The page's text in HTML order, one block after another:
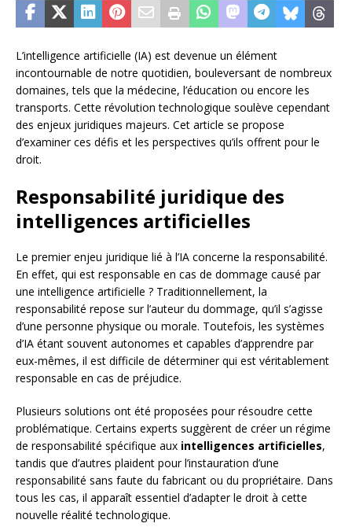
L’intelligence artificielle (IA) est devenue un élément
incontournable de notre quotidien, bouleversant de nombreux
domaines, tels que la médecine, l’éducation ou encore les
transports. Cette révolution technologique soulève cependant
des enjeux juridiques majeurs. Cet article se propose
d’examiner ces défis et les perspectives qu’ils offrent pour le
droit.
Responsabilité juridique des
intelligences artificielles
Le premier enjeu juridique lié à l’IA concerne la responsabilité.
En effet, qui est responsable en cas de dommage causé par
une intelligence artificielle ? Traditionnellement, la
responsabilité repose sur l’auteur du dommage, qu’il s’agisse
d’une personne physique ou morale. Toutefois, les systèmes
d’IA étant souvent autonomes et capables d’apprendre par
eux-mêmes, il est difficile de déterminer qui est véritablement
responsable en cas de préjudice.
Plusieurs solutions ont été proposées pour résoudre cette
problématique. Certains experts suggèrent de créer un régime
de responsabilité spécifique aux intelligences artificielles,
tandis que d’autres plaident pour l’instauration d’une
responsabilité sans faute du fabricant ou du propriétaire. Dans
tous les cas, il apparaît essentiel d’adapter le droit à cette
nouvelle réalité technologique.